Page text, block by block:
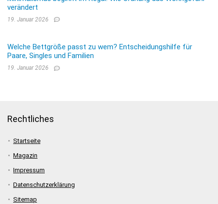
verändert
19. Januar 2026
Welche Bettgröße passt zu wem? Entscheidungshilfe für
Paare, Singles und Familien
19. Januar 2026
Rechtliches
Startseite
Magazin
Impressum
Datenschutzerklärung
Sitemap